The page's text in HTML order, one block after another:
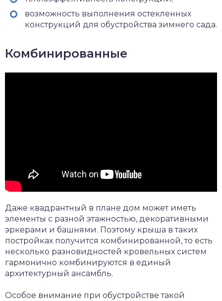
возможность выполнения остекленных
конструкций для обустройства зимнего сада.
Комбинированные
Даже квадрантный в плане дом может иметь
элементы с разной этажностью, декоративными
эркерами и башнями. Поэтому крыша в таких
постройках получится комбинированной, то есть
несколько разновидностей кровельных систем
гармонично комбинируются в единый
архитектурный ансамбль.
Особое внимание при обустройстве такой